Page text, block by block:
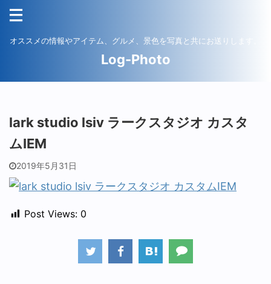
オススメの情報やアイテム、グルメ、景色を写真と共にお送りします。
Log-Photo
lark studio lsiv ラークスタジオ カスタ
ムIEM
2019年5月31日
Post Views: 0